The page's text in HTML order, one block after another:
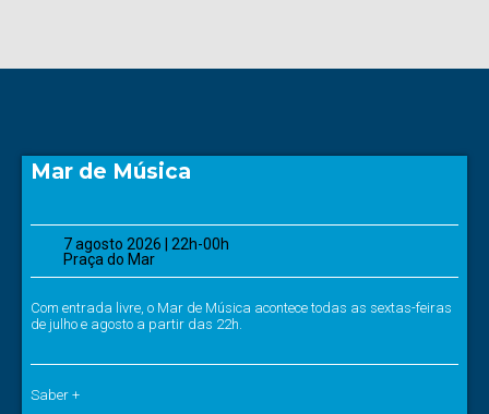
Mar de Música
7 agosto 2026 | 22h-00h
Praça do Mar
Com entrada livre, o Mar de Música acontece todas as sextas-feiras
de julho e agosto a partir das 22h.
Saber +